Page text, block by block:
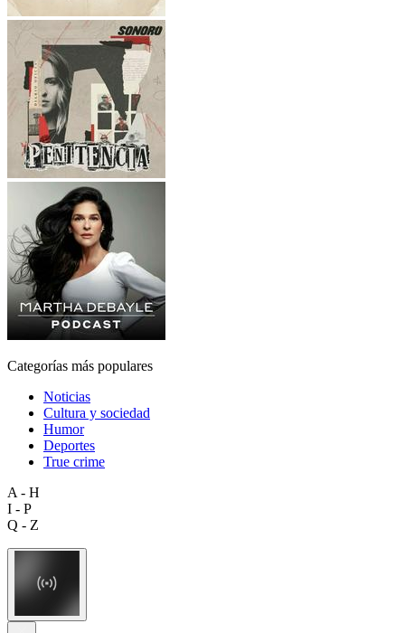
Categorías más populares
Noticias
Cultura y sociedad
Humor
Deportes
True crime
A - H
I - P
Q - Z